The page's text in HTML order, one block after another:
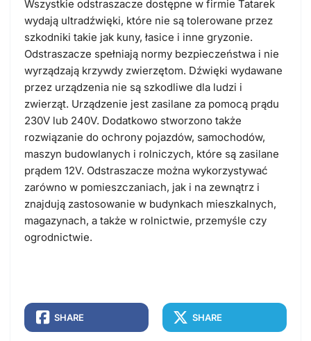
Wszystkie odstraszacze dostępne w firmie Tatarek
wydają ultradźwięki, które nie są tolerowane przez
szkodniki takie jak kuny, łasice i inne gryzonie.
Odstraszacze spełniają normy bezpieczeństwa i nie
wyrządzają krzywdy zwierzętom. Dźwięki wydawane
przez urządzenia nie są szkodliwe dla ludzi i
zwierząt. Urządzenie jest zasilane za pomocą prądu
230V lub 240V. Dodatkowo stworzono także
rozwiązanie do ochrony pojazdów, samochodów,
maszyn budowlanych i rolniczych, które są zasilane
prądem 12V. Odstraszacze można wykorzystywać
zarówno w pomieszczaniach, jak i na zewnątrz i
znajdują zastosowanie w budynkach mieszkalnych,
magazynach, a także w rolnictwie, przemyśle czy
ogrodnictwie.
SHARE SHARE